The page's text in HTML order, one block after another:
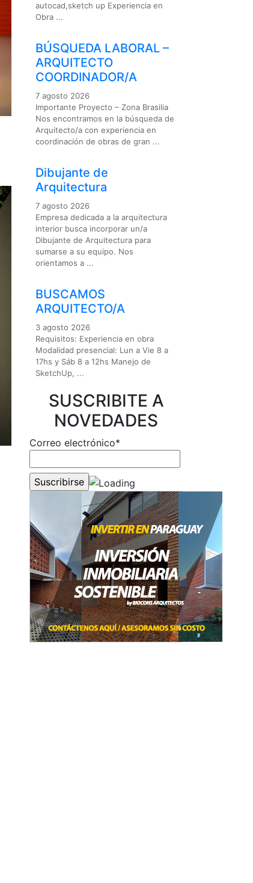
autocad,sketch up Experiencia en
Obra ...
BÚSQUEDA LABORAL –
ARQUITECTO
COORDINADOR/A
7 agosto 2026
Importante Proyecto – Zona Brasilia
Nos encontramos en la búsqueda de
Arquitecto/a con experiencia en
coordinación de obras de gran ...
Dibujante de
Arquitectura
7 agosto 2026
Empresa dedicada a la arquitectura
interior busca incorporar un/a
Dibujante de Arquitectura para
sumarse a su equipo. Nos
orientamos a ...
BUSCAMOS
ARQUITECTO/A
3 agosto 2026
Requisitos: Experiencia en obra
Modalidad presencial: Lun a Vie 8 a
17hs y Sáb 8 a 12hs Manejo de
SketchUp, ...
SUSCRIBITE A
NOVEDADES
Correo electrónico*